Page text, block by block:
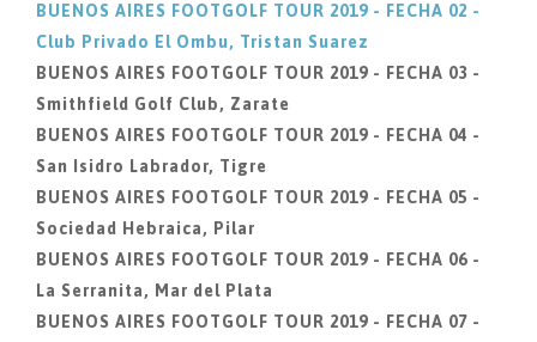
BUENOS AIRES FOOTGOLF TOUR 2019 - FECHA 02 -
Club Privado El Ombu, Tristan Suarez
BUENOS AIRES FOOTGOLF TOUR 2019 - FECHA 03 -
Smithfield Golf Club, Zarate
BUENOS AIRES FOOTGOLF TOUR 2019 - FECHA 04 -
San Isidro Labrador, Tigre
BUENOS AIRES FOOTGOLF TOUR 2019 - FECHA 05 -
Sociedad Hebraica, Pilar
BUENOS AIRES FOOTGOLF TOUR 2019 - FECHA 06 -
La Serranita, Mar del Plata
BUENOS AIRES FOOTGOLF TOUR 2019 - FECHA 07 -